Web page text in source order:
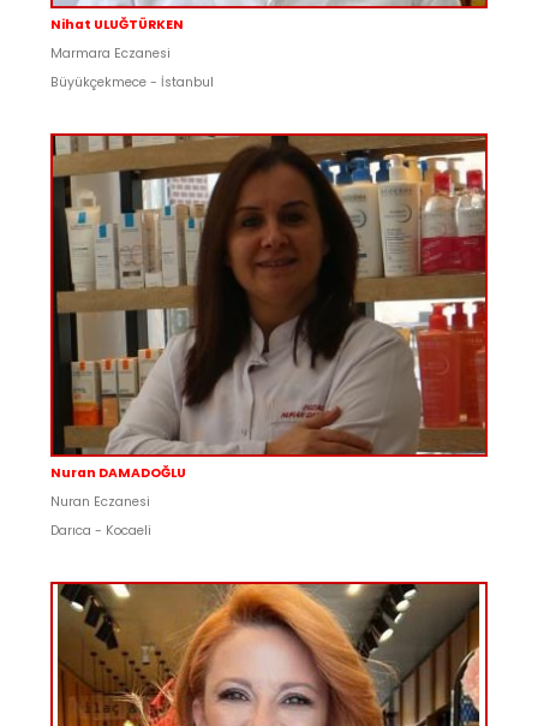
Nihat ULUĞTÜRKEN
Marmara Eczanesi
Büyükçekmece - İstanbul
Nuran DAMADOĞLU
Nuran Eczanesi
Darıca - Kocaeli